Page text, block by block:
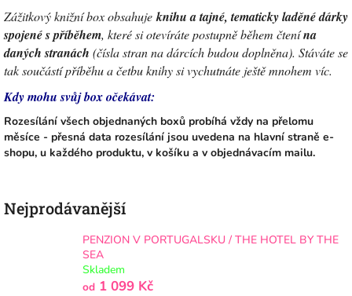
Zážitkový knižní box obsahuje knihu a tajné, tematicky laděné dárky
spojené s příběhem, které si otevíráte postupně během čtenína
daných stranách (čísla stran na dárcích budou doplněna). Stáváte se
tak součástí příběhu a četbu knihy si vychutnáte ještě mnohem víc.
Kdy mohu svůj box očekávat:
Rozesílání všech objednaných boxů probíhá vždy na přelomu
měsíce - přesná data rozesílání jsou uvedena na hlavní straně e-
shopu, u každého produktu, v košíku a v objednávacím mailu.
Nejprodávanější
PENZION V PORTUGALSKU / THE HOTEL BY THE
SEA
Skladem
od 1 099 Kč